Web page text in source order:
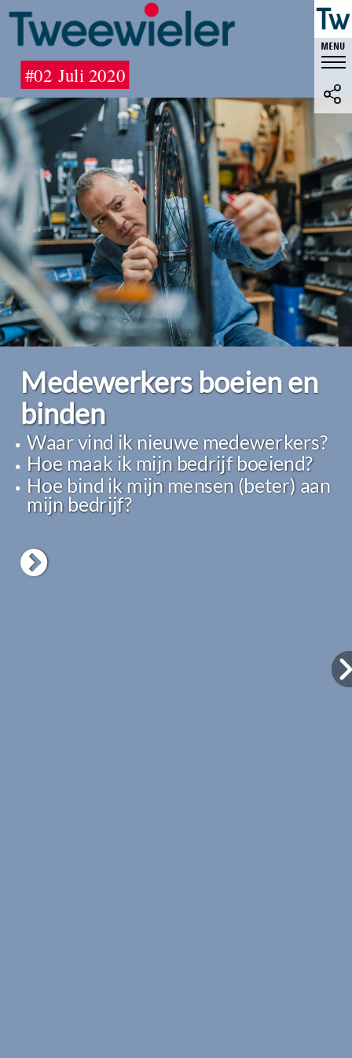
#02 Juli 2020
Medewerkers boeien en
binden
Waar vind ik nieuwe medewerkers?
Hoe maak ik mijn bedrijf boeiend?
Hoe bind ik mijn mensen (beter) aan
mijn bedrijf?
